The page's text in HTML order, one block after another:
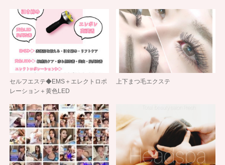
セルフエステ◆EMS＋エレクトロポ
レーション＋黄色LED
上下まつ毛エクステ